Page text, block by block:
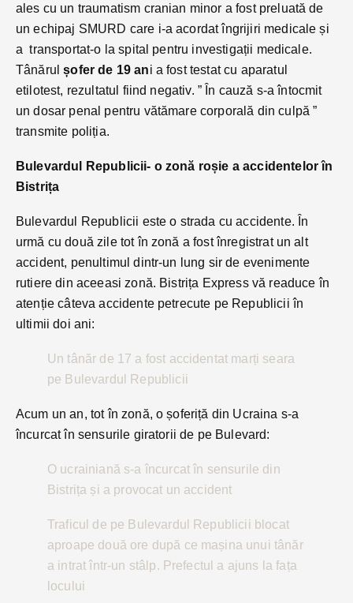
ales cu un traumatism cranian minor a fost preluată de
un echipaj SMURD care i-a acordat îngrijiri medicale și
a transportat-o la spital pentru investigații medicale.
Tânărulșofer de 19 ani a fost testat cu aparatul
etilotest, rezultatul fiind negativ. ” În cauză s-a întocmit
un dosar penal pentru vătămare corporală din culpă ”
transmite poliția.
Bulevardul Republicii- o zonă roșie a accidentelor în
Bistrița
Bulevardul Republicii este o strada cu accidente. În
urmă cu două zile tot în zonă a fost înregistrat un alt
accident, penultimul dintr-un lung sir de evenimente
rutiere din aceeasi zonă. Bistrița Express vă readuce în
atenție câteva accidente petrecute pe Republicii în
ultimii doi ani:
Un tânăr de 17 a fost accidentat marți seara
pe Bulevardul Republicii
Acum un an, tot în zonă, o șoferiță din Ucraina s-a
încurcat în sensurile giratorii de pe Bulevard:
O ucrainiană s-a încurcat în sensurile din
Bistrița și a provocat un accident
Traficul de pe Bulevardul Republicii blocat
aproape două ore după ce mașina unui tânăr
a intrat într-un stâlp. Prefectul a ajuns la fața
locului